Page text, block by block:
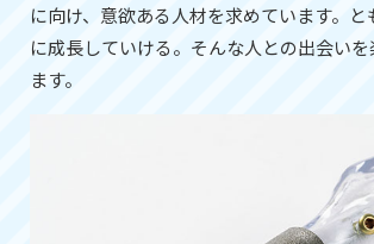
に向け、意欲ある人材を求めています。と
に成長していける。そんな人との出会い
ます。